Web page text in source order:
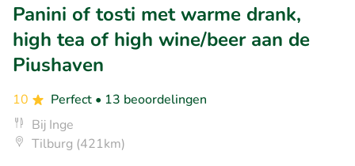
Panini of tosti met warme drank,
high tea of high wine/beer aan de
Piushaven
10 Perfect • 13 beoordelingen
Bij Inge
Tilburg (421km)